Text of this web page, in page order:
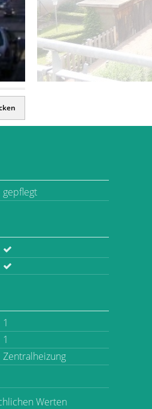
gepflegt
1
1
Zentralheizung
Werten